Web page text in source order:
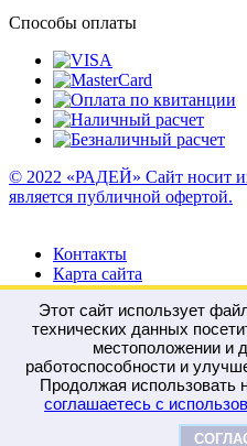
Способы оплаты
© 2022 «РАДЕЙ» Сайт носит
является публичной офертой.
Контакты
Карта сайта
Войти
Регистрация
Сравнение 0
Отложенные 0
руб.
Этот сайт использует
технических данных
местоположении и
работоспособности и
Продолжая использовать
соглашаетесь с